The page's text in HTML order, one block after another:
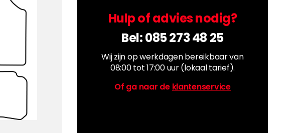
Hulp of advies nodig?
Bel:085 273 48 25
Wij zijn op werkdagen bereikbaar van
08:00 tot 17:00 uur (lokaal tarief).
Of ga naar de klantenservice